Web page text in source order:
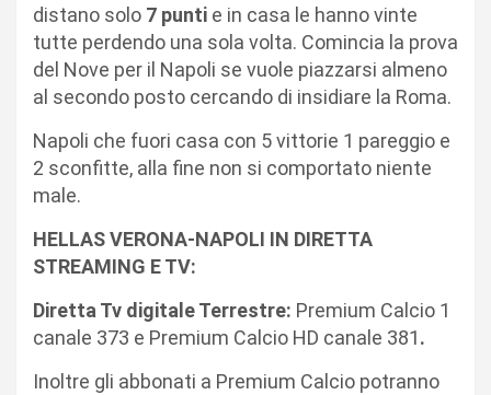
distano solo 7 punti e in casa le hanno vinte
tutte perdendo una sola volta. Comincia la prova
del Nove per il Napoli se vuole piazzarsi almeno
al secondo posto cercando di insidiare la Roma.
Napoli che fuori casa con 5 vittorie 1 pareggio e
2 sconfitte, alla fine non si comportato niente
male.
HELLAS VERONA-NAPOLI IN DIRETTA
STREAMING E TV:
Diretta Tv digitale Terrestre: Premium Calcio 1
canale 373 e Premium Calcio HD canale 381.
Inoltre gli abbonati a Premium Calcio potranno